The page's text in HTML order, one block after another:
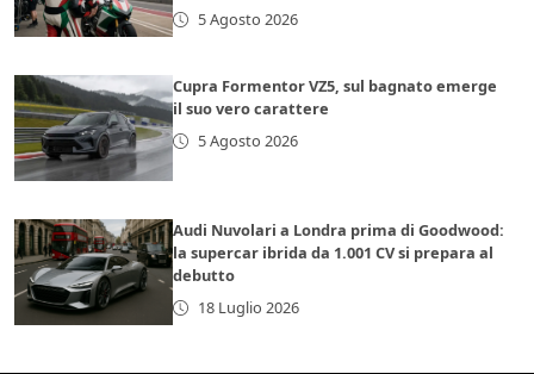
5 Agosto 2026
Cupra Formentor VZ5, sul bagnato emerge
il suo vero carattere
5 Agosto 2026
Audi Nuvolari a Londra prima di Goodwood:
la supercar ibrida da 1.001 CV si prepara al
debutto
18 Luglio 2026